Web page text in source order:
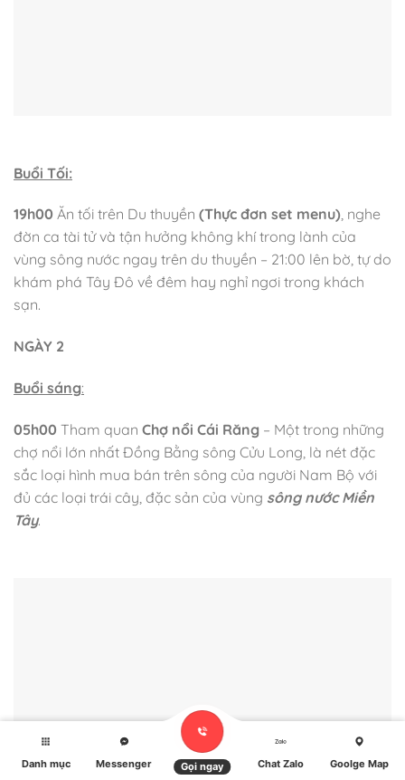
Buổi Tối:
19h00 Ăn tối trên Du thuyền (Thực đơn set menu), nghe
đờn ca tài tử và tận hưởng không khí trong lành của
vùng sông nước ngay trên du thuyền – 21:00 lên bờ, tự do
khám phá Tây Đô về đêm hay nghỉ ngơi trong khách
sạn.
NGÀY 2
Buổi sáng:
05h00 Tham quan Chợ nổi Cái Răng – Một trong những
chợ nổi lớn nhất Đồng Bằng sông Cửu Long, là nét đặc
sắc loại hình mua bán trên sông của người Nam Bộ với
đủ các loại trái cây, đặc sản của vùng sông nước Miền
Tây.
Danh mục Messenger Gọi ngay Chat Zalo Goolge Map